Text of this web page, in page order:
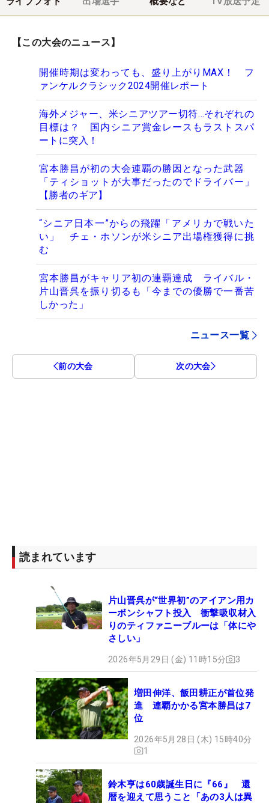
【この大会のニュース】
開催時期は変わっても、盛り上がりMAX！ フ
ァンケルクラシック2024開催レポート
海外メジャー、米シニアツアー切符…それぞれの
目標は？ 国内シニア賞金レースもラストスパ
ートに突入！
宮本勝昌が初の大会連覇の勝因となった武器
「ティショットが大事だったのでドライバー」
【勝者のギア】
“シニア日本一”からの飛躍「アメリカで戦いた
い」 チェ・ホソンが米シニア出場権獲得に挑
む
宮本勝昌がキャリア初の連覇達成 ライバル・
片山晋呉を振り切るも「今までの優勝で一番苦
しかった」
ニュース一覧
前の大会 次の大会
読まれています
片山晋呉が“世界初”のアイアン用カ
ーボンシャフト投入 衝撃吸収材入
りのティファニーブルーは「体にや
さしい」
2026年5月29日 (金) 11時15分 3
増田伸洋、飯田耕正が首位発
進 連覇かかる宮本勝昌は7
位
2026年5月28日 (木) 15時40分
1
鈴木亨は60歳誕生日に『66』 還
暦を迎えて思うこと「あの3人は異